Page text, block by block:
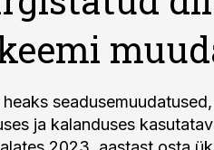
ja kalanduses